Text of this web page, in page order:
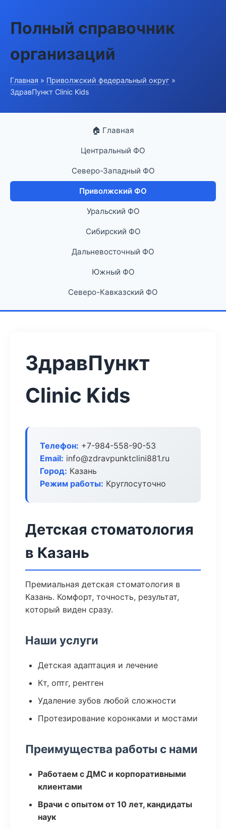
Полный справочник
организаций
Главная » Приволжский федеральный округ »
ЗдравПункт Clinic Kids
🏠 Главная
Центральный ФО
Северо-Западный ФО
Приволжский ФО
Уральский ФО
Сибирский ФО
Дальневосточный ФО
Южный ФО
Северо-Кавказский ФО
ЗдравПункт
Clinic Kids
Телефон: +7-984-558-90-53
Email: info@zdravpunktclini881.ru
Город: Казань
Режим работы: Круглосуточно
Детская стоматология
в Казань
Премиальная детская стоматология в
Казань. Комфорт, точность, результат,
который виден сразу.
Наши услуги
Детская адаптация и лечение
Кт, оптг, рентген
Удаление зубов любой сложности
Протезирование коронками и мостами
Преимущества работы с нами
Работаем с ДМС и корпоративными
клиентами
Врачи с опытом от 10 лет, кандидаты
наук